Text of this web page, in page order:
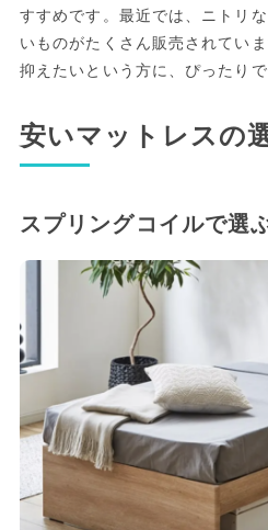
すすめです。最近では、ニトリ
いものがたくさん販売されてい
抑えたいという方に、ぴったりで
安いマットレスの
スプリングコイルで選